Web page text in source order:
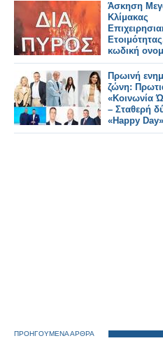
Άσκηση
Κλίμακας
κωδική
«ΔΙΑ ΠΥΡΟΣ
Πρωινή
ζώνη:
«Κοινωνία
– Σταθερή
«Happy Day»
ΠΡΟΗΓΟΥΜΕΝΑ ΑΡΘΡΑ